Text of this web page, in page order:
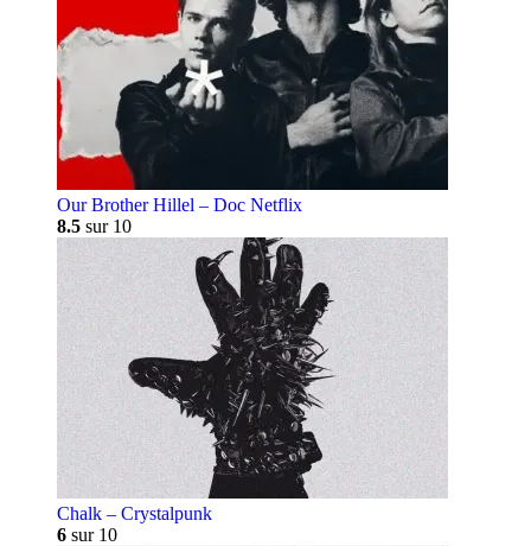
Our Brother Hillel – Doc Netflix
8.5 sur 10
Chalk – Crystalpunk
6 sur 10